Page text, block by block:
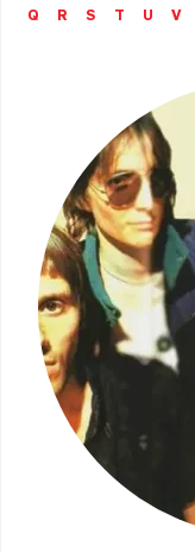
Q
R S T U V